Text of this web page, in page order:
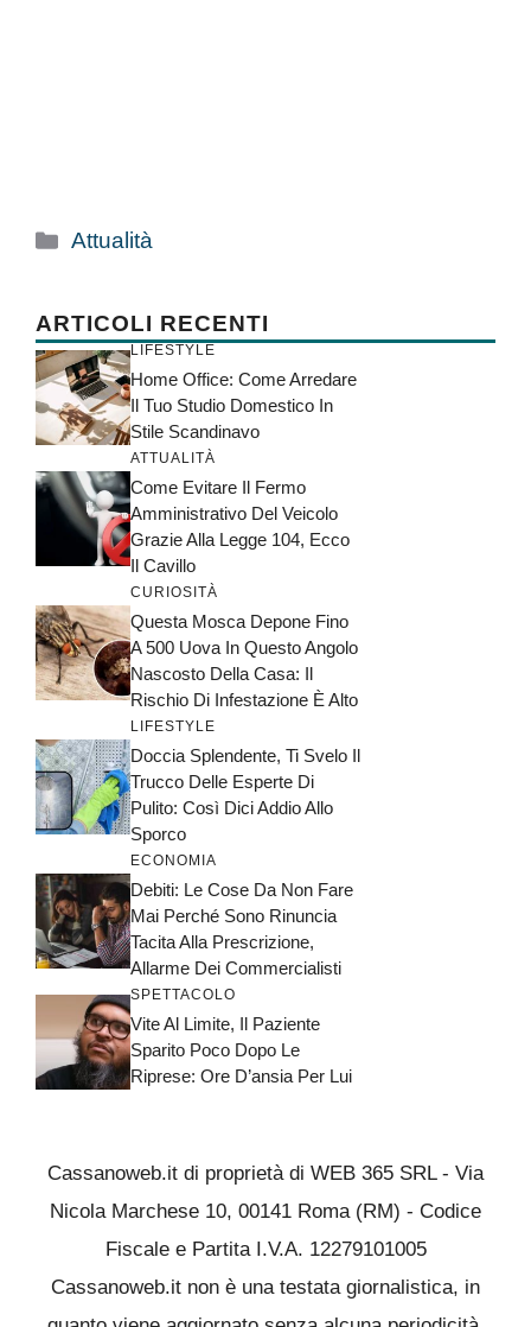
Categorie
Attualità
ARTICOLI RECENTI
LIFESTYLE
Home Office: Come Arredare
Il Tuo Studio Domestico In
Stile Scandinavo
ATTUALITÀ
Come Evitare Il Fermo
Amministrativo Del Veicolo
Grazie Alla Legge 104, Ecco
Il Cavillo
CURIOSITÀ
Questa Mosca Depone Fino
A 500 Uova In Questo Angolo
Nascosto Della Casa: Il
Rischio Di Infestazione È Alto
LIFESTYLE
Doccia Splendente, Ti Svelo Il
Trucco Delle Esperte Di
Pulito: Così Dici Addio Allo
Sporco
ECONOMIA
Debiti: Le Cose Da Non Fare
Mai Perché Sono Rinuncia
Tacita Alla Prescrizione,
Allarme Dei Commercialisti
SPETTACOLO
Vite Al Limite, Il Paziente
Sparito Poco Dopo Le
Riprese: Ore D’ansia Per Lui
Cassanoweb.it di proprietà di WEB 365 SRL - Via
Nicola Marchese 10, 00141 Roma (RM) - Codice
Fiscale e Partita I.V.A. 12279101005
Cassanoweb.it non è una testata giornalistica, in